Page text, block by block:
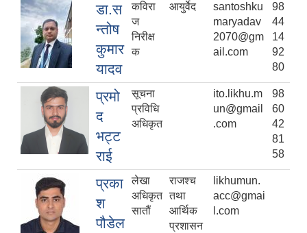
डा.स
न्तोष
कुमार
यादव
कविरा
ज
निरीक्ष
क
आयुर्वेद
santoshku
maryadav
2070@gm
ail.com
98
44
14
92
80
प्रमो
द
भट्ट
राई
सूचना
प्रविधि
अधिकृत
ito.likhu.m
un@gmail
.com
98
60
42
81
58
प्रका
श
पौडेल
लेखा
अधिकृत
सातौं
राजश्च
तथा
आर्थिक
प्रशासन
likhumun.
acc@gmai
l.com